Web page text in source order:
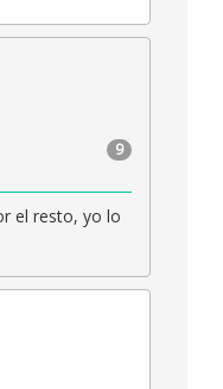
9
el resto, yo lo